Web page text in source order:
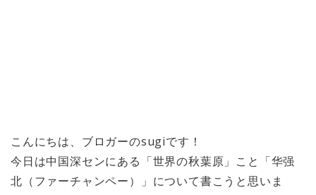
こんにちは、ブロガーのsugiです！
今日は中国深センにある「世界の秋葉原」こと「华强
北（ファーチャンペー）」について書こうと思いま